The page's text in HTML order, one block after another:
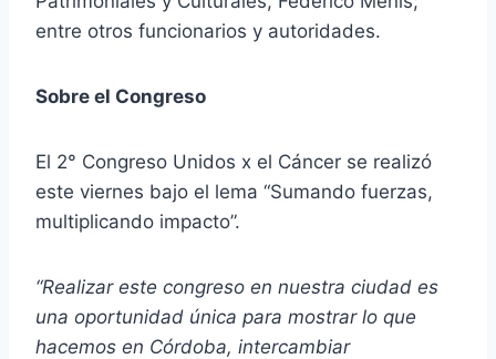
entre otros funcionarios y autoridades.
Sobre el Congreso
El 2° Congreso Unidos x el Cáncer se realizó
este viernes bajo el lema “Sumando fuerzas,
multiplicando impacto”.
“Realizar este congreso en nuestra ciudad es
una oportunidad única para mostrar lo que
hacemos en Córdoba, intercambiar